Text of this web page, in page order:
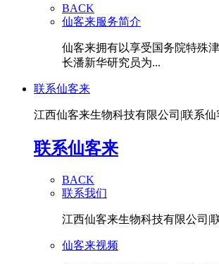
BACK
仙客来服务简介
仙客来拥有以享受国务院特殊
长潘新华研究员为...
联系仙客来
江西仙客来生物科技有限公司|联系仙
联系仙客来
BACK
联系我们
江西仙客来生物科技有限公司|
仙客来视频